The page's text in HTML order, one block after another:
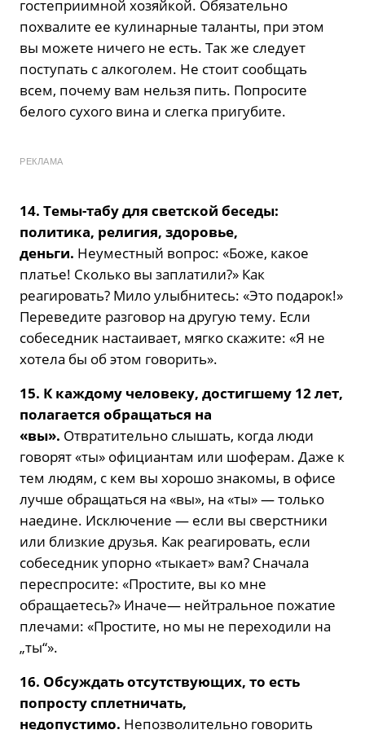
гостеприимной хозяйкой. Обязательно
похвалите ее кулинарные таланты, при этом
вы можете ничего не есть. Так же следует
поступать с алкоголем. Не стоит сообщать
всем, почему вам нельзя пить. Попросите
белого сухого вина и слегка пригубите.
РЕКЛАМА
14. Темы-табу для светской беседы:
политика, религия, здоровье,
деньги. Неуместный вопрос: «Боже, какое
платье! Сколько вы заплатили?» Как
реагировать? Мило улыбнитесь: «Это подарок!»
Переведите разговор на другую тему. Если
собеседник настаивает, мягко скажите: «Я не
хотела бы об этом говорить».
15. К каждому человеку, достигшему 12 лет,
полагается обращаться на
«вы». Отвратительно слышать, когда люди
говорят «ты» официантам или шоферам. Даже к
тем людям, с кем вы хорошо знакомы, в офисе
лучше обращаться на «вы», на «ты» — только
наедине. Исключение — если вы сверстники
или близкие друзья. Как реагировать, если
собеседник упорно «тыкает» вам? Сначала
переспросите: «Простите, вы ко мне
обращаетесь?» Иначе— нейтральное пожатие
плечами: «Простите, но мы не переходили на
„ты“».
16. Обсуждать отсутствующих, то есть
попросту сплетничать,
недопустимо. Непозволительно говорить